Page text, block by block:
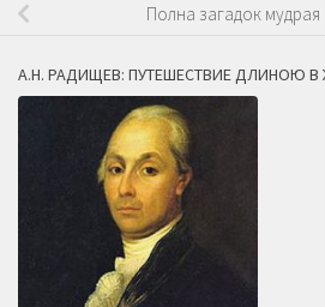
Полна загадок
А.Н. РАДИЩЕВ: ПУТЕШЕСТВИЕ ДЛИНОЮ В